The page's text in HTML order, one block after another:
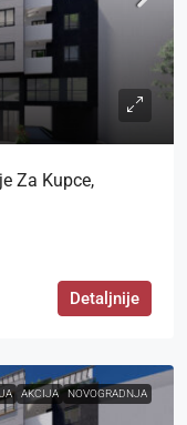
Za Kupce,
Detaljnije
AKCIJA NOVOGRADNJA